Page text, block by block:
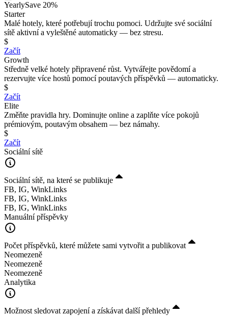
YearlySave 20%
Starter
Malé hotely, které potřebují trochu pomoci. Udržujte své sociální
sítě aktivní a vyleštěné automaticky — bez stresu.
$
Začít
Growth
Středně velké hotely připravené růst. Vytvářejte povědomí a
rezervujte více hostů pomocí poutavých příspěvků — automaticky.
$
Začít
Elite
Změňte pravidla hry. Dominujte online a zaplňte více pokojů
prémiovým, poutavým obsahem — bez námahy.
$
Začít
Sociální sítě
Sociální sítě, na které se publikuje
FB, IG, WinkLinks
FB, IG, WinkLinks
FB, IG, WinkLinks
Manuální příspěvky
Počet příspěvků, které můžete sami vytvořit a publikovat
Neomezeně
Neomezeně
Neomezeně
Analytika
Možnost sledovat zapojení a získávat další přehledy